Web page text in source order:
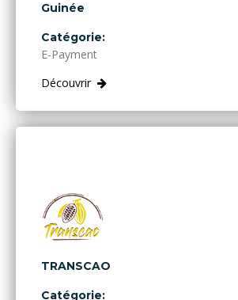
Guinée
Catégorie:
E-Payment
Découvrir
TRANSCAO
Catégorie: